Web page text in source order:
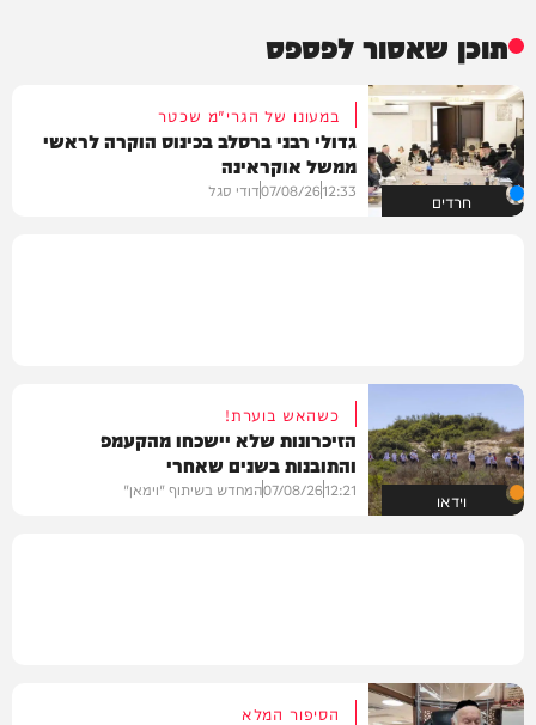
תוכן שאסור לפספס
חרדים
במעונו של הגרי"מ שכטר
גדולי רבני ברסלב בכינוס הוקרה לראשי
ממשל אוקראינה
12:33
07/08/26דודי סגל
וידאו
כשהאש בוערת!
הזיכרונות שלא יישכחו מהקעמפ
והתובנות בשנים שאחרי
12:21
07/08/26המחדש בשיתוף "וימאן"
הסיפור המלא